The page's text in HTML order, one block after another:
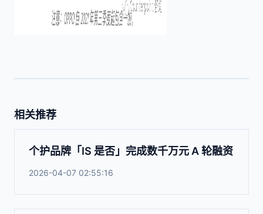
相关推荐
个护品牌「IS 是否」完成数千万元 A 轮融资
2026-04-07 02:55:16